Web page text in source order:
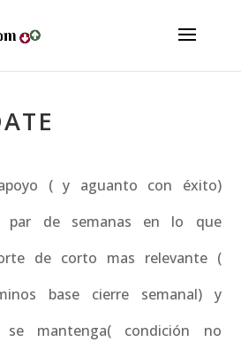
( y aguanto con éxito)
par de semanas en lo que
de corto mas relevante (
base cierre semanal) y
mantenga( condición no